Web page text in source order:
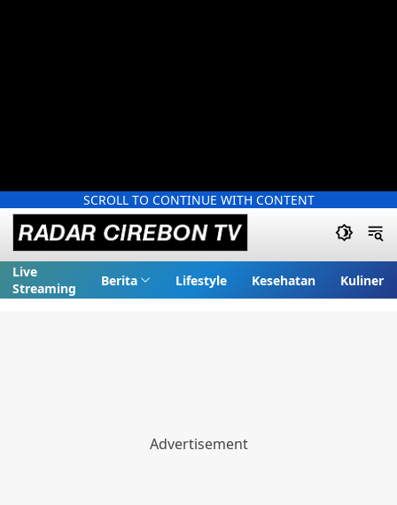
SCROLL TO CONTINUE WITH CONTENT
Live
Streaming
Berita Lifestyle Kesehatan Kuliner